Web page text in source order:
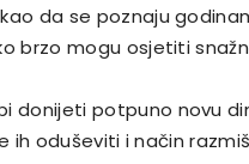
da se poznaju
brzo mogu osjetiti
donijeti potpuno novu
ih oduševiti i način